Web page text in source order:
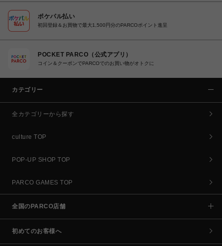
ポケパル払い
初回登録＆お買物で最大1,500円分のPARCOポイント進呈
POCKET PARCO（公式アプリ）
コイン＆クーポンでPARCOでのお買い物がオトクに
カテゴリー
全カテゴリーから探す
culture TOP
POP-UP SHOP TOP
PARCO GAMES TOP
全国のPARCO店舗
初めてのお客様へ